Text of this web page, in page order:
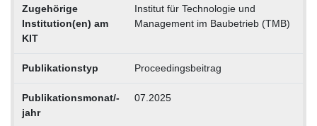
Zugehörige
Institution(en) am
KIT
Institut für Technologie und
Management im Baubetrieb (TMB)
Publikationstyp Proceedingsbeitrag
Publikationsmonat/-
jahr
07.2025